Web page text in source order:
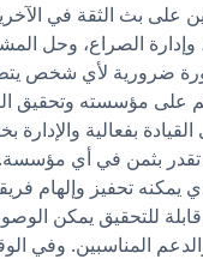
على بث الثقة في
الصراع، وحل
ضرورية لأي شخص
على مؤسسته وتحقيق
بفعالية والإدارة
تقدر بثمن في أي مؤسسة.
تحفيز وإلهام
للتحقيق يمكن
المناسبين. وفي